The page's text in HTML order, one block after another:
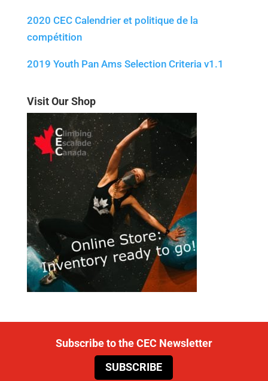
2020 CEC Calendrier et politique de la
compétition
2019 Youth Pan Ams Selection Criteria v1.1
Visit Our Shop
Subscribe to the CEC Newsletter
SUBSCRIBE